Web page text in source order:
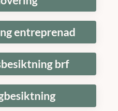
entreprenad
brf